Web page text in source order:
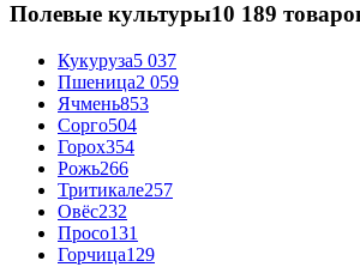
Полевые культуры10 189
Кукуруза5 037
Пшеница2 059
Ячмень853
Сорго504
Горох354
Рожь266
Тритикале257
Овёс232
Просо131
Горчица129